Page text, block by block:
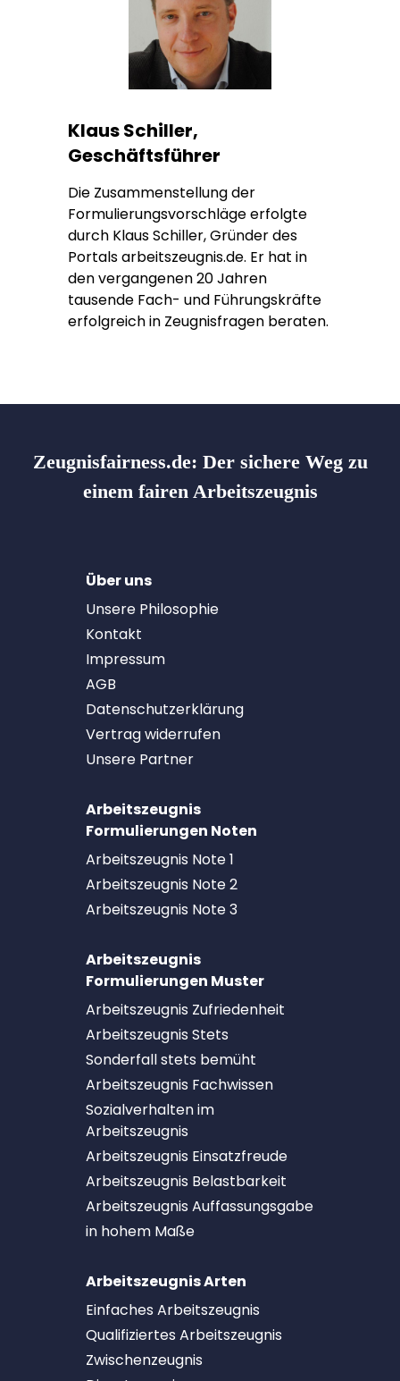
Klaus Schiller,
Geschäftsführer
Die Zusammenstellung der
Formulierungsvorschläge erfolgte
durch Klaus Schiller, Gründer des
Portals arbeitszeugnis.de. Er hat in
den vergangenen 20 Jahren
tausende Fach- und Führungskräfte
erfolgreich in Zeugnisfragen beraten.
Zeugnisfairness.de: Der sichere Weg zu
einem fairen Arbeitszeugnis
Über uns
Unsere Philosophie
Kontakt
Impressum
AGB
Datenschutzerklärung
Vertrag widerrufen
Unsere Partner
Arbeitszeugnis
Formulierungen Noten
Arbeitszeugnis Note 1
Arbeitszeugnis Note 2
Arbeitszeugnis Note 3
Arbeitszeugnis
Formulierungen Muster
Arbeitszeugnis Zufriedenheit
Arbeitszeugnis Stets
Sonderfall stets bemüht
Arbeitszeugnis Fachwissen
Sozialverhalten im
Arbeitszeugnis
Arbeitszeugnis Einsatzfreude
Arbeitszeugnis Belastbarkeit
Arbeitszeugnis Auffassungsgabe
in hohem Maße
Arbeitszeugnis Arten
Einfaches Arbeitszeugnis
Qualifiziertes Arbeitszeugnis
Zwischenzeugnis